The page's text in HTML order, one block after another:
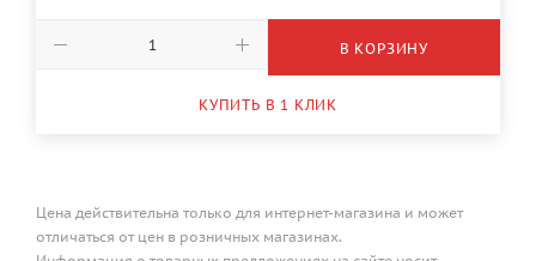
В КОРЗИНУ
КУПИТЬ В 1 КЛИК
Цена действительна только для интернет-магазина и может
отличаться от цен в розничных магазинах.